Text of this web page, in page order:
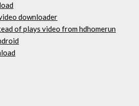
downloader
of plays video from hdhomerun